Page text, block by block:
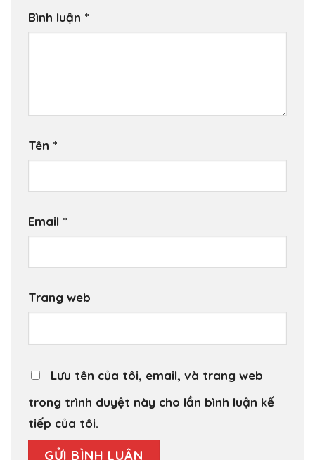
Bình luận *
Tên *
Email *
Trang web
Lưu tên của tôi, email, và trang web
trong trình duyệt này cho lần bình luận kế
tiếp của tôi.